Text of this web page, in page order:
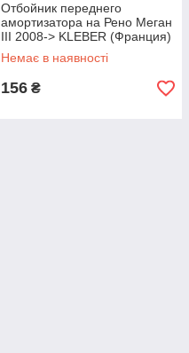
Отбойник переднего
амортизатора на Рено Меган
III 2008-> KLEBER (Франция)
M25126
Немає в наявності
156 ₴